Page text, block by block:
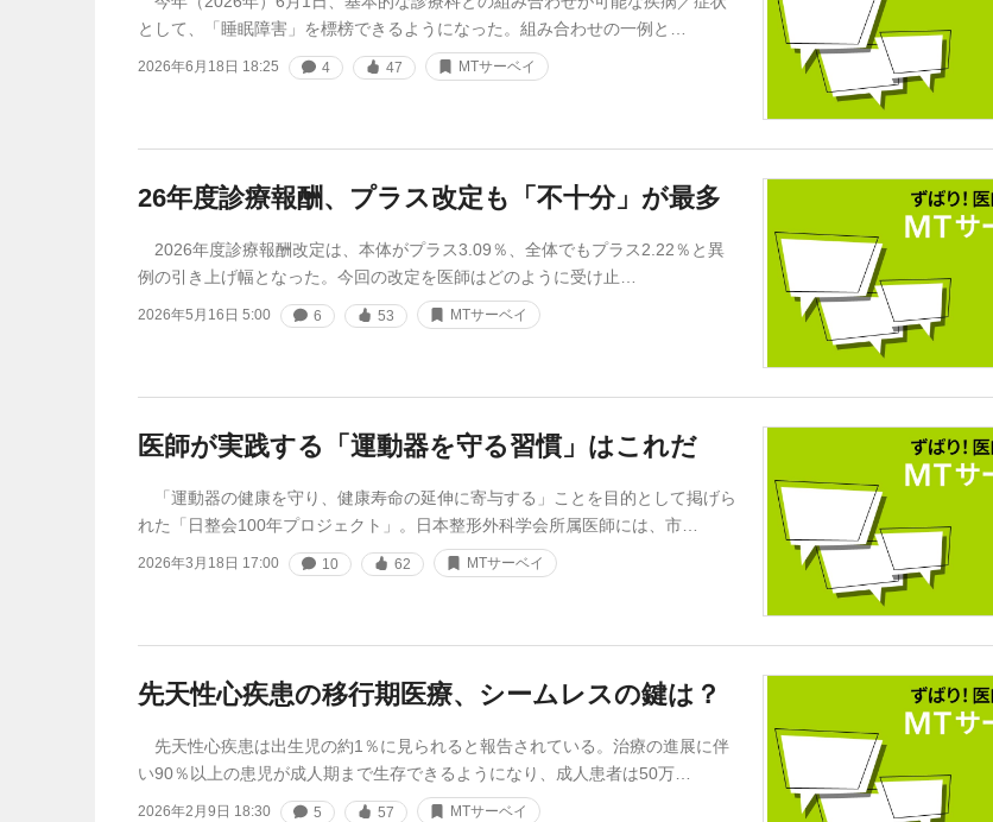
として、「睡眠障害」を標榜できるようになった。組み合わせの一例と…
2026年6月18日 18:25 4 47 MTサーベイ
26年度診療報酬、プラス改定も「不十分」が最多
2026年度診療報酬改定は、本体がプラス3.09％、全体でもプラス2.22％と異
例の引き上げ幅となった。今回の改定を医師はどのように受け止…
2026年5月16日 5:00 6 53 MTサーベイ
医師が実践する「運動器を守る習慣」はこれだ
「運動器の健康を守り、健康寿命の延伸に寄与する」ことを目的として掲げら
れた「日整会100年プロジェクト」。日本整形外科学会所属医師には、市…
2026年3月18日 17:00 10 62 MTサーベイ
先天性心疾患の移行期医療、シームレスの鍵は？
先天性心疾患は出生児の約1％に見られると報告されている。治療の進展に伴
い90％以上の患児が成人期まで生存できるようになり、成人患者は50万…
2026年2月9日 18:30 5 57 MTサーベイ